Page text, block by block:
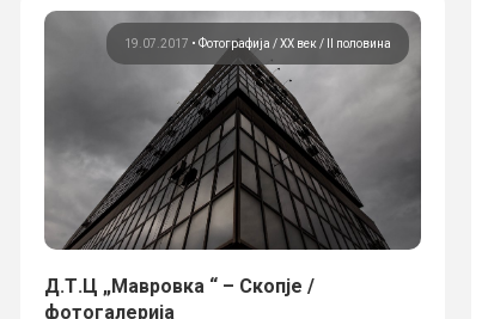
19.07.2017 • Фотографија ХХ век / II половина
Д.Т.Ц „Мавровка “ – Скопје /
фотогалерија